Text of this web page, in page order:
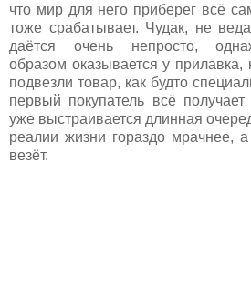
что мир для него приберег всё
тоже срабатывает. Чудак, не
даётся очень непросто,
образом оказывается у прилавка,
подвезли товар, как будто
первый покупатель всё
уже выстраивается длинная
реалии жизни гораздо мрачнее,
везёт.